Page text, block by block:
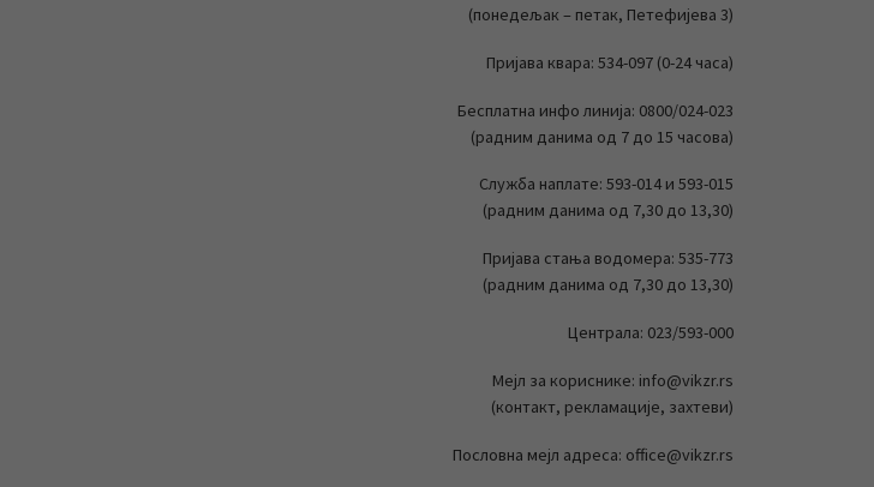
(понедељак – петак, Петефијева 3)
Пријава квара: 534-097 (0-24 часа)
Бесплатна инфо линија: 0800/024-023
(радним данима од 7 до 15 часова)
Служба наплате: 593-014 и 593-015
(радним данима од 7,30 до 13,30)
Пријава стања водомера: 535-773
(радним данима од 7,30 до 13,30)
Централа: 023/593-000
Мејл за кориснике: info@vikzr.rs
(контакт, рекламације, захтеви)
Пословна мејл адреса: office@vikzr.rs